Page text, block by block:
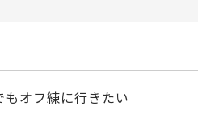
オフ練に行きたい